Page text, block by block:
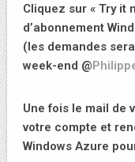
Cliquez sur « Try it
d’abonnement
(les demandes
week-end @
Une fois le mail de
votre compte et
Windows Azure